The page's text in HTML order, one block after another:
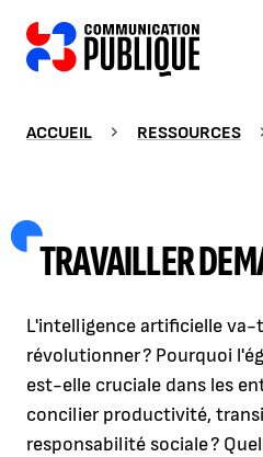
ACCUEIL RESSOURCES
TRAVAILLER
L'intelligence artificielle
révolutionner ? Pourquoi
est-elle cruciale dans les
concilier productivité,
responsabilité sociale ?